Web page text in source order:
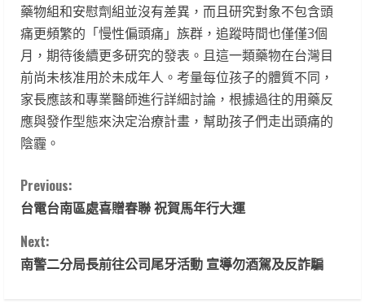
藥物組和安慰劑組並沒有差異，而且研究對象不包含頭
痛更頻繁的「慢性偏頭痛」族群，追蹤時間也僅僅3個
月，期待後續更多研究的發表。且這一類藥物在台灣目
前尚未核准用於未成年人。考量每位孩子的體質不同，
家長應該和專業醫師進行詳細討論，根據過往的用藥反
應與發作型態來決定治療計畫，幫助孩子們走出頭痛的
陰霾。
C
o
n
Previous:
台電台南區處喜贈春聯 祝賀馬年行大運
Next:
南警二分局長前往公司尾牙活動 宣導勿酒駕及反詐騙